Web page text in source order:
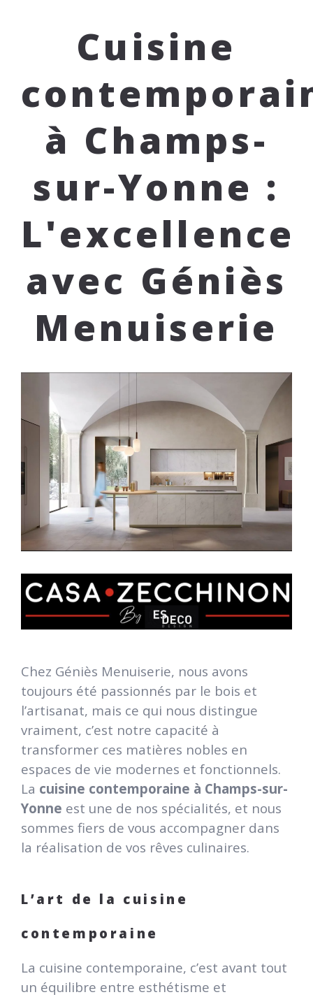
Cuisine
à Champs-
sur-Yonne :
L'excellence
avec Géniès
Menuiserie
Chez Géniès Menuiserie, nous avons
toujours été passionnés par le bois et
l’artisanat, mais ce qui nous distingue
vraiment, c’est notre capacité à
transformer ces matières nobles en
espaces de vie modernes et fonctionnels.
La cuisine contemporaine à Champs-sur-
Yonne est une de nos spécialités, et nous
sommes fiers de vous accompagner dans
la réalisation de vos rêves culinaires.
L’art de la cuisine
contemporaine
La cuisine contemporaine, c’est avant tout
un équilibre entre esthétisme et